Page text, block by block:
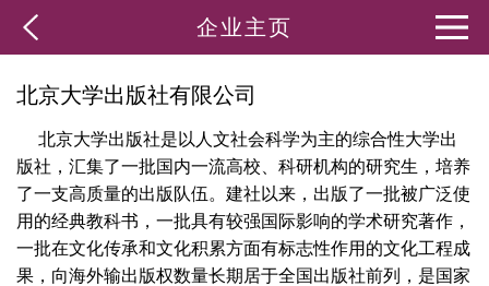
企业主页
北京大学出版社有限公司
北京大学出版社是以人文社会科学为主的综合性大学出
版社，汇集了一批国内一流高校、科研机构的研究生，培养
了一支高质量的出版队伍。建社以来，出版了一批被广泛使
用的经典教科书，一批具有较强国际影响的学术研究著作，
一批在文化传承和文化积累方面有标志性作用的文化工程成
果，向海外输出版权数量长期居于全国出版社前列，是国家